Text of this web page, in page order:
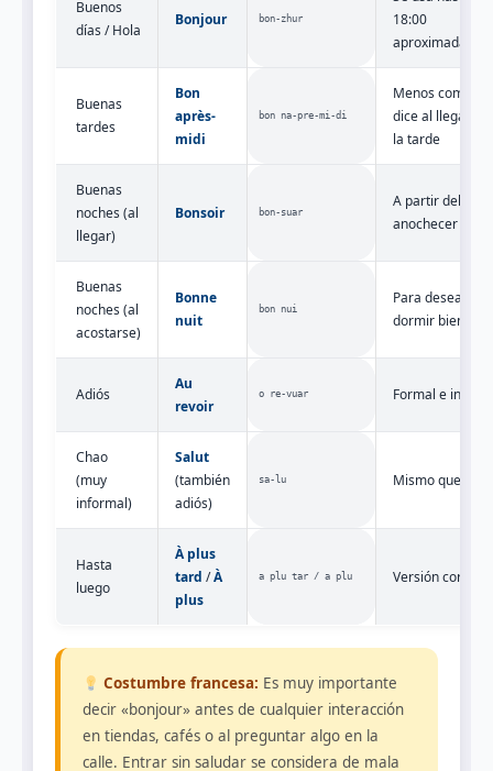
Buenos
días / Hola
Bonjour bon‑zhur
18:00
Buenas
tardes
Bon
après-
midi
bon na‑pre‑mi‑di
Menos común;
dice al llegar
la tarde
Buenas
noches (al
llegar)
Bonsoir bon‑suar
A partir del
anochecer
Buenas
noches (al
acostarse)
Bonne
nuit
bon nui
Para desear
dormir bien
Adiós
Au
revoir
o re‑vuar Formal e
Chao
(muy
informal)
Salut
(también
adiós)
sa‑lu Mismo que hola
Hasta
luego
À plus
tard /À
plus
a plu tar / a plu Versión corta:
Costumbre francesa: Es muy importante
decir «bonjour» antes de cualquier interacción
en tiendas, cafés o al preguntar algo en la
calle. Entrar sin saludar se considera de mala